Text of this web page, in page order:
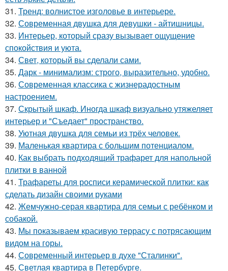
31. Тренд: волнистое изголовье в интерьере.
32. Современная двушка для девушки - айтишницы.
33. Интерьер, который сразу вызывает ощущение
спокойствия и уюта.
34. Свет, который вы сделали сами.
35. Дарк - минимализм: строго, выразительно, удобно.
36. Современная классика с жизнерадостным
настроением.
37. Скрытый шкаф. Иногда шкаф визуально утяжеляет
интерьер и "Съедает" пространство.
38. Уютная двушка для семьи из трёх человек.
39. Маленькая квартира с большим потенциалом.
40. Как выбрать подходящий трафарет для напольной
плитки в ванной
41. Трафареты для росписи керамической плитки: как
сделать дизайн своими руками
42. Жемчужно-серая квартира для семьи с ребёнком и
собакой.
43. Мы показываем красивую террасу с потрясающим
видом на горы.
44. Современный интерьер в духе "Сталинки".
45. Светлая квартира в Петербурге.